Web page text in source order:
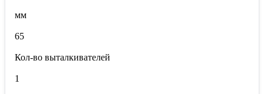
мм
65
Кол-во выталкивателей
1